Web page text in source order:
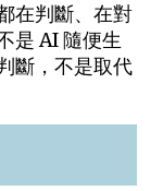
在判斷、在對
是 AI 隨便生
斷，不是取代